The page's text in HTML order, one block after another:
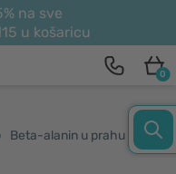
na sve
u košaricu
0
Beta-alanin u prahu